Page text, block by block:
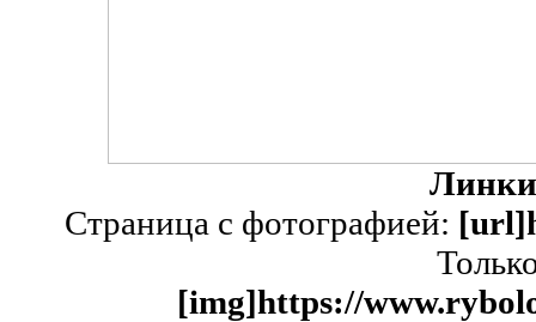
Страница с фотографией:
[img]https://